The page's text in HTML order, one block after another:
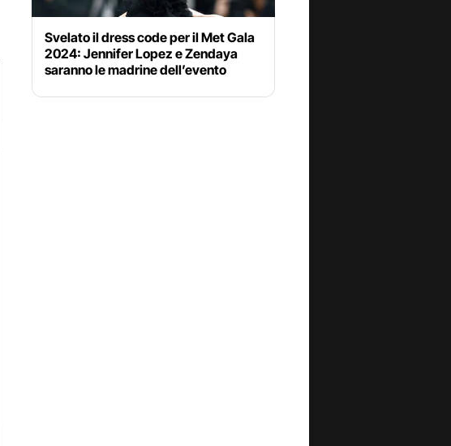
Svelato il dress code per il Met Gala
2024: Jennifer Lopez e Zendaya
saranno le madrine dell’evento